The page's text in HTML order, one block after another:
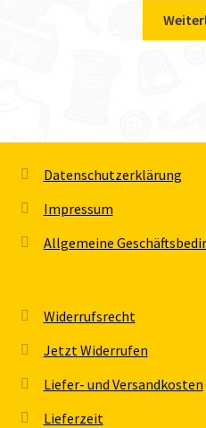
Datenschutzerklärung
Impressum
Allgemeine
Widerrufsrecht
Jetzt Widerrufen
Liefer- und Versandkosten
Lieferzeit